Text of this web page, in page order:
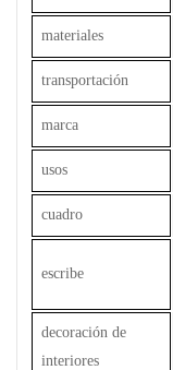
materiales
transportación
marca
usos
cuadro
escribe
decoración de
interiores